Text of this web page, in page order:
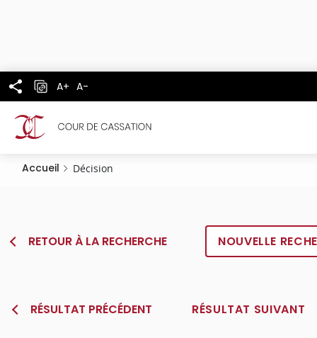
A+ A-
Accueil Décision
RETOUR À LA RECHERCHE NOUVELLE
RÉSULTAT PRÉCÉDENT RÉSULTAT SUIVANT